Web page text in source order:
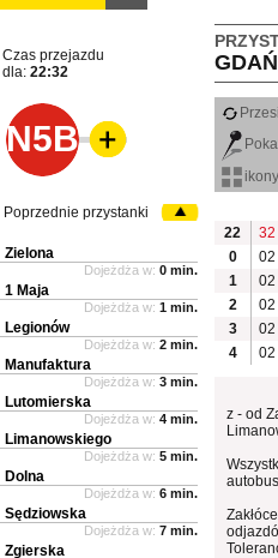
Czas przejazdu
dla: 22:32
N5B
ikony
22
32
0
02
1
02
2
02
3
02
4
02
z - od
Poprzednie przystanki
Zielona
Dojeżdża w: 0 min.
1 Maja
Dojeżdża w: 1 min.
Legionów
Dojeżdża w: 2 min.
Manufaktura
Dojeżdża w: 3 min.
Lutomierska
Dojeżdża w: 4 min.
Limanowskiego
Dojeżdża w: 5 min.
Dolna
Dojeżdża w: 6 min.
Sędziowska
Dojeżdża w: 7 min.
Zgierska